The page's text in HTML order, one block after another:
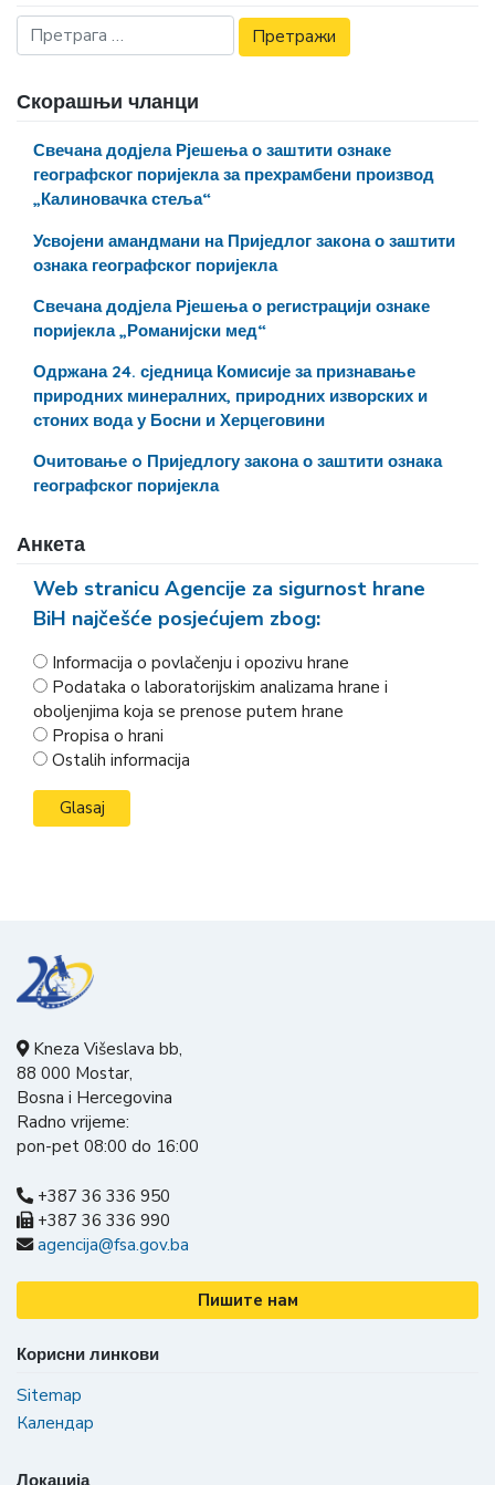
Скорашњи чланци
Свечана додјела Рјешења о заштити ознаке
географског поријекла за прехрамбени производ
„Калиновачка стеља“
Усвојени амандмани на Приједлог закона о заштити
ознака географског поријекла
Свечана додјела Рјешења о регистрацији ознаке
поријекла „Романијски мед“
Одржана 24. сједница Комисије за признавање
природних минералних, природних изворских и
стоних вода у Босни и Херцеговини
Очитовање o Приједлогу закона о заштити ознака
географског поријекла
Анкета
Web stranicu Agencije za sigurnost hrane
BiH najčešće posjećujem zbog:
Informacija o povlačenju i opozivu hrane
Podataka o laboratorijskim analizama hrane i
oboljenjima koja se prenose putem hrane
Propisa o hrani
Ostalih informacija
Kneza Višeslava bb,
88 000 Mostar,
Bosna i Hercegovina
Radno vrijeme:
pon-pet 08:00 do 16:00
+387 36 336 950
+387 36 336 990
agencija@fsa.gov.ba
Пишите нам
Корисни линкови
Sitemap
Календар
Локација